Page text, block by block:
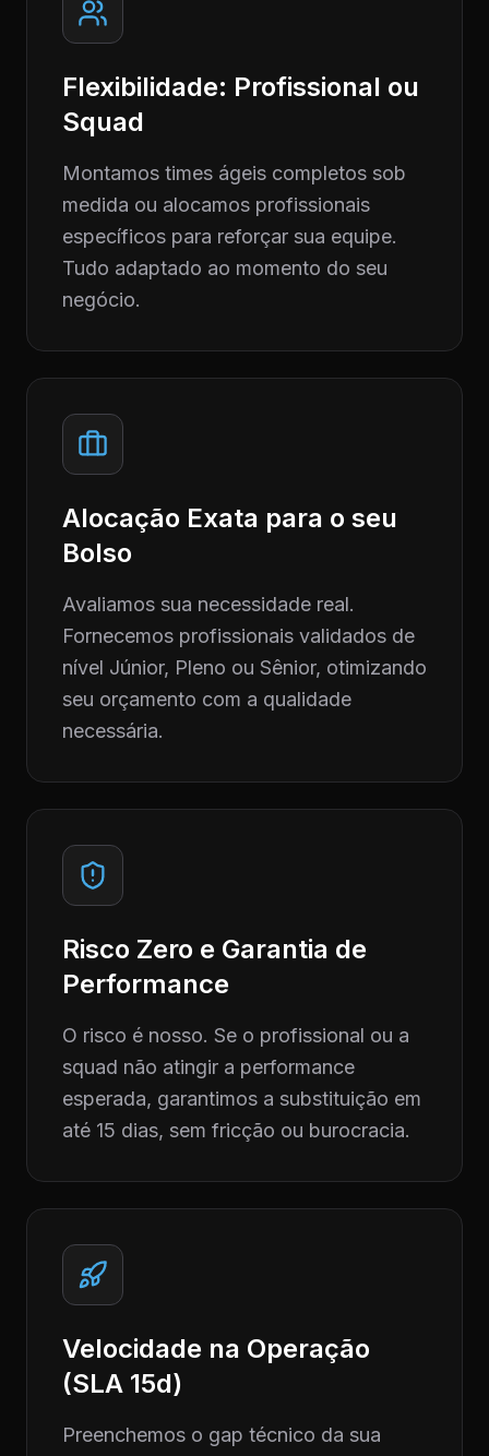
Flexibilidade: Profissional ou
Squad
Montamos times ágeis completos sob
medida ou alocamos profissionais
específicos para reforçar sua equipe.
Tudo adaptado ao momento do seu
negócio.
Alocação Exata para o seu
Bolso
Avaliamos sua necessidade real.
Fornecemos profissionais validados de
nível Júnior, Pleno ou Sênior, otimizando
seu orçamento com a qualidade
necessária.
Risco Zero e Garantia de
Performance
O risco é nosso. Se o profissional ou a
squad não atingir a performance
esperada, garantimos a substituição em
até 15 dias, sem fricção ou burocracia.
Velocidade na Operação
(SLA 15d)
Preenchemos o gap técnico da sua